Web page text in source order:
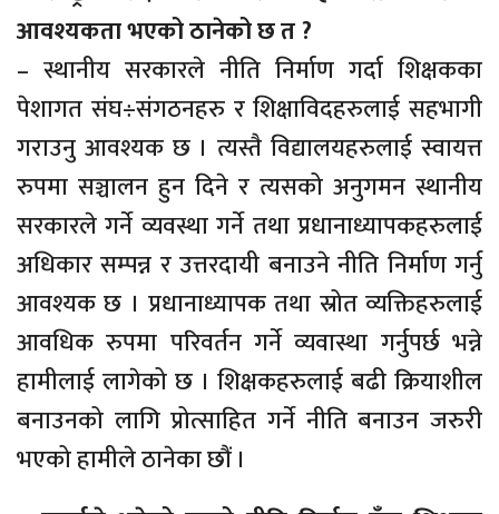
आवश्यकता भएको ठानेको छ त ?
– स्थानीय सरकारले नीति निर्माण गर्दा शिक्षकका
पेशागत संघ÷संगठनहरु र शिक्षाविदहरुलाई सहभागी
गराउनु आवश्यक छ । त्यस्तै विद्यालयहरुलाई स्वायत्त
रुपमा सञ्चालन हुन दिने र त्यसको अनुगमन स्थानीय
सरकारले गर्ने व्यवस्था गर्ने तथा प्रधानाध्यापकहरुलाई
अधिकार सम्पन्न र उत्तरदायी बनाउने नीति निर्माण गर्नु
आवश्यक छ । प्रधानाध्यापक तथा स्रोत व्यक्तिहरुलाई
आवधिक रुपमा परिवर्तन गर्ने व्यवास्था गर्नुपर्छ भन्ने
हामीलाई लागेको छ । शिक्षकहरुलाई बढी क्रियाशील
बनाउनको लागि प्रोत्साहित गर्ने नीति बनाउन जरुरी
भएको हामीले ठानेका छौं ।